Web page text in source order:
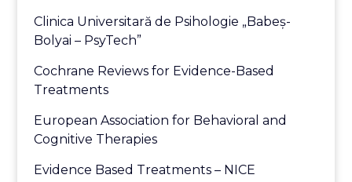
Clinica Universitară de Psihologie „Babeş-
Bolyai – PsyTech”
Cochrane Reviews for Evidence-Based
Treatments
European Association for Behavioral and
Cognitive Therapies
Evidence Based Treatments – NICE